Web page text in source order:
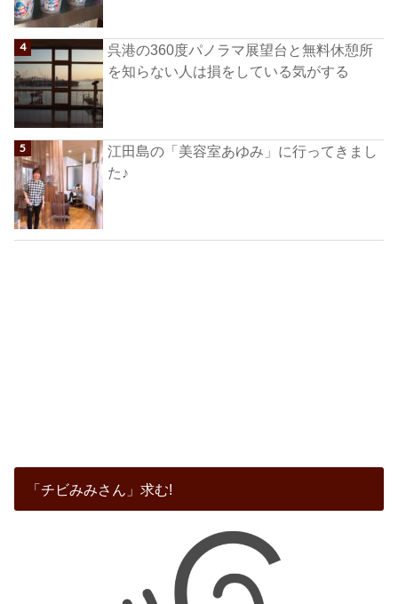
呉港の360度パノラマ展望台と無料休憩所
を知らない人は損をしている気がする
江田島の「美容室あゆみ」に行ってきまし
た♪
「チビみみさん」求む!